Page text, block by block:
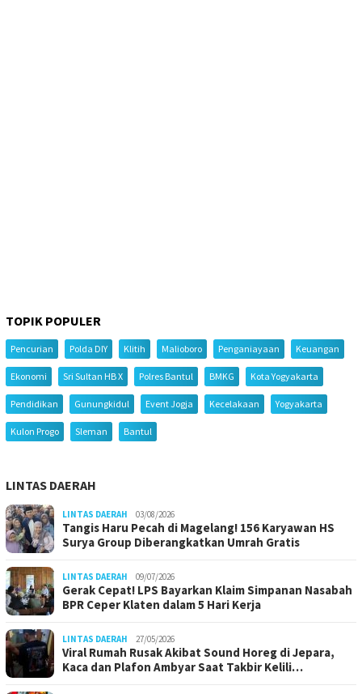
TOPIK POPULER
Pencurian Polda DIY Klitih Malioboro Penganiayaan Keuangan
Ekonomi Sri Sultan HB X Polres Bantul BMKG Kota Yogyakarta
Pendidikan Gunungkidul Event Jogja Kecelakaan Yogyakarta
Kulon Progo Sleman Bantul
LINTAS DAERAH
LINTAS DAERAH 03/08/2026
Tangis Haru Pecah di Magelang! 156 Karyawan HS
Surya Group Diberangkatkan Umrah Gratis
LINTAS DAERAH 09/07/2026
Gerak Cepat! LPS Bayarkan Klaim Simpanan Nasabah
BPR Ceper Klaten dalam 5 Hari Kerja
LINTAS DAERAH 27/05/2026
Viral Rumah Rusak Akibat Sound Horeg di Jepara,
Kaca dan Plafon Ambyar Saat Takbir Kelili…